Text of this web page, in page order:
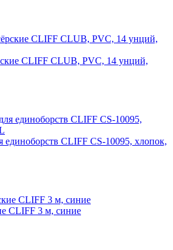
CLIFF CLUB, PVC, 14 унций,
единоборств CLIFF CS-10095, хлопок,
CLIFF 3 м, синие